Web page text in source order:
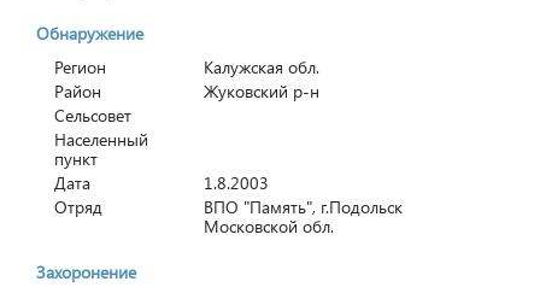
Обнаружение
Регион
Калужская обл.
Район
Жуковский р-н
Сельсовет
Населенный
пункт
Дата
1.8.2003
Отряд
ВПО "Память", г.Подольск
Московской обл.
Захоронение